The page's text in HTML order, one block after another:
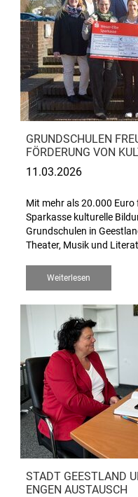
GRUNDSCHULEN
FÖRDERUNG VON
11.03.2026
Mit mehr als 20.000 Euro
Sparkasse kulturelle
Grundschulen in
Theater, Musik und
Weiterlesen
STADT GEESTLAND
ENGEN AUSTAUSCH